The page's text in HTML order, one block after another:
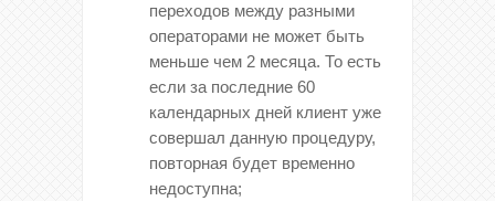
переходов между разными
операторами не может быть
меньше чем 2 месяца. То есть
если за последние 60
календарных дней клиент уже
совершал данную процедуру,
повторная будет временно
недоступна;